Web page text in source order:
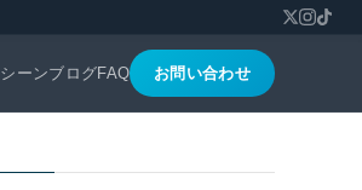
ーンブログFAQ お問い合わせ